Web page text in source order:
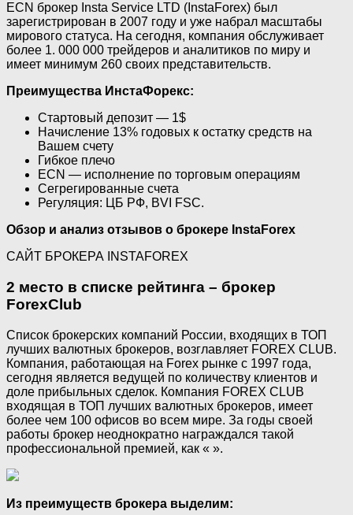
ECN брокер Insta Service LTD (InstaForex) был
зарегистрирован в 2007 году и уже набрал масштабы
мирового статуса. На сегодня, компания обслуживает
более 1. 000 000 трейдеров и аналитиков по миру и
имеет минимум 260 своих представительств.
Преимущества ИнстаФорекс:
Стартовый депозит — 1$
Начисление 13% годовых к остатку средств на
Вашем счету
Гибкое плечо
ECN — исполнение по торговым операциям
Сегрегированные счета
Регуляция: ЦБ РФ, BVI FSC.
Обзор и анализ отзывов о брокере InstaForex
САЙТ БРОКЕРА INSTAFOREX
2 место в списке рейтинга – брокер
ForexClub
Список брокерских компаний России, входящих в ТОП
лучших валютных брокеров, возглавляет FOREX CLUB.
Компания, работающая на Forex рынке с 1997 года,
сегодня является ведущей по количеству клиентов и
доле прибыльных сделок. Компания FOREX CLUB
входящая в ТОП лучших валютных брокеров, имеет
более чем 100 офисов во всем мире. За годы своей
работы брокер неоднократно награждался такой
профессиональной премией, как « ».
Из преимуществ брокера выделим: